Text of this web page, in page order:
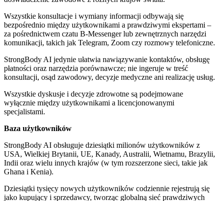
Wszystkie konsultacje i wymiany informacji odbywają się
bezpośrednio między użytkownikami a prawdziwymi ekspertami –
za pośrednictwem czatu B-Messenger lub zewnętrznych narzędzi
komunikacji, takich jak Telegram, Zoom czy rozmowy telefoniczne.
StrongBody AI jedynie ułatwia nawiązywanie kontaktów, obsługę
płatności oraz narzędzia porównawcze; nie ingeruje w treść
konsultacji, osąd zawodowy, decyzje medyczne ani realizację usług.
Wszystkie dyskusje i decyzje zdrowotne są podejmowane
wyłącznie między użytkownikami a licencjonowanymi
specjalistami.
Baza użytkowników
StrongBody AI obsługuje dziesiątki milionów użytkowników z
USA, Wielkiej Brytanii, UE, Kanady, Australii, Wietnamu, Brazylii,
Indii oraz wielu innych krajów (w tym rozszerzone sieci, takie jak
Ghana i Kenia).
Dziesiątki tysięcy nowych użytkowników codziennie rejestrują się
jako kupujący i sprzedawcy, tworząc globalną sieć prawdziwych